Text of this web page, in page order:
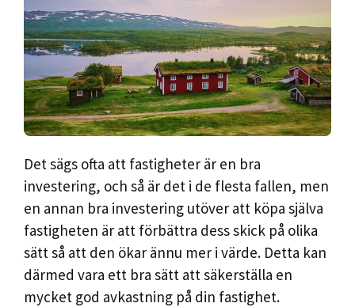
Det sägs ofta att fastigheter är en bra
investering, och så är det i de flesta fallen, men
en annan bra investering utöver att köpa själva
fastigheten är att förbättra dess skick på olika
sätt så att den ökar ännu mer i värde. Detta kan
därmed vara ett bra sätt att säkerställa en
mycket god avkastning på din fastighet.